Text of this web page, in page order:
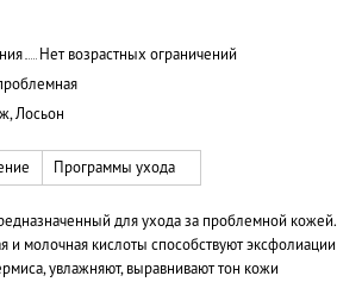
Нет возрастных ограничений
Лосьон
для ухода за проблемной кожей.
и молочная кислоты способствуют эксфолиации
увлажняют, выравнивают тон кожи